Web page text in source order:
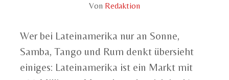
Von Redaktion
Wer bei Lateinamerika nur an Sonne,
Samba, Tango und Rum denkt übersieht
einiges: Lateinamerika ist ein Markt mit